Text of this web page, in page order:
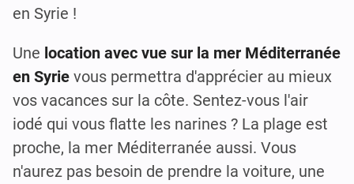
en Syrie !
Une location avec vue sur la mer Méditerranée
en Syrie vous permettra d'apprécier au mieux
vos vacances sur la côte. Sentez-vous l'air
iodé qui vous flatte les narines ? La plage est
proche, la mer Méditerranée aussi. Vous
n'aurez pas besoin de prendre la voiture, une